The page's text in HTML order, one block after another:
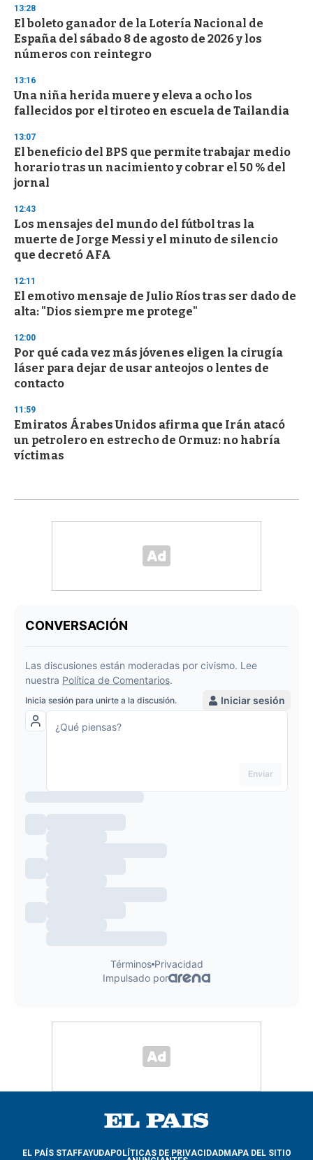
s
e
c
o
n
s
13:28
El boleto ganador de la Lotería Nacional de
España del sábado 8 de agosto de 2026 y los
números con reintegro
13:16
Una niña herida muere y eleva a ocho los
fallecidos por el tiroteo en escuela de Tailandia
13:07
El beneficio del BPS que permite trabajar medio
horario tras un nacimiento y cobrar el 50 % del
jornal
12:43
Los mensajes del mundo del fútbol tras la
muerte de Jorge Messi y el minuto de silencio
que decretó AFA
12:11
El emotivo mensaje de Julio Ríos tras ser dado de
alta: "Dios siempre me protege"
12:00
Por qué cada vez más jóvenes eligen la cirugía
láser para dejar de usar anteojos o lentes de
contacto
11:59
Emiratos Árabes Unidos afirma que Irán atacó
un petrolero en estrecho de Ormuz: no habría
víctimas
EL PAÍS STAFFAYUDAPOLÍTICAS DE PRIVACIDADMAPA DEL SITIO